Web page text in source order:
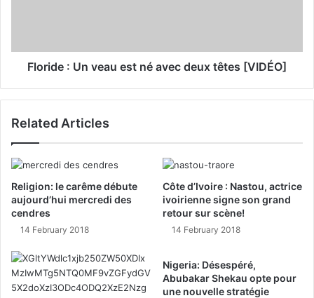
Floride : Un veau est né avec deux têtes [VIDÉO]
Related Articles
Religion: le carême débute
aujourd’hui mercredi des
cendres
14 February 2018
Côte d’Ivoire : Nastou, actrice
ivoirienne signe son grand
retour sur scène!
14 February 2018
Nigeria: Désespéré,
Abubakar Shekau opte pour
une nouvelle stratégie